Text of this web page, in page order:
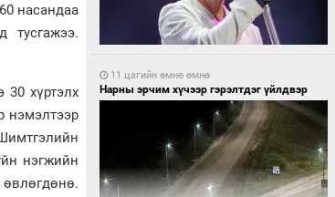
насандаа
тусгажээ.
30 хүртэлх
нэмэлтээр
нэгжийн
11 цагийн өмнө өмнө
Нарны эрчим хүчээр гэрэлтдэг үйлдвэр